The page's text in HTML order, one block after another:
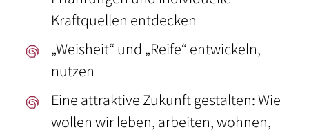
Kraftquellen entdecken
„Weisheit“ und „Reife“ entwickeln,
nutzen
Eine attraktive Zukunft gestalten: Wie
wollen wir leben, arbeiten, wohnen,